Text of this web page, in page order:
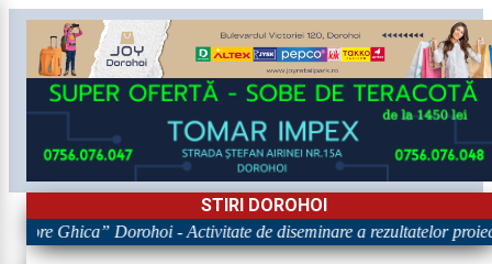
STIRI DOROHOI
Ghica” Dorohoi - Activitate de diseminare a rezultatelor